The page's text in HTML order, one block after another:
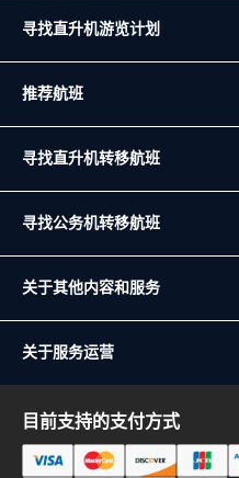
寻找直升机游览计划
推荐航班
寻找直升机转移航班
寻找公务机转移航班
关于其他内容和服务
关于服务运营
目前支持的支付方式